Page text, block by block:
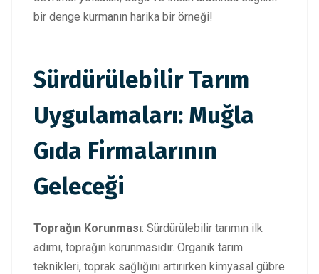
bir denge kurmanın harika bir örneği!
Sürdürülebilir Tarım
Uygulamaları: Muğla
Gıda Firmalarının
Geleceği
Toprağın Korunması: Sürdürülebilir tarımın ilk
adımı, toprağın korunmasıdır. Organik tarım
teknikleri, toprak sağlığını artırırken kimyasal gübre